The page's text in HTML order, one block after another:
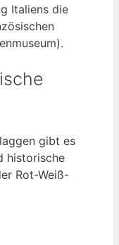
Italiens die
gibt es
historische
Rot-Weiß-